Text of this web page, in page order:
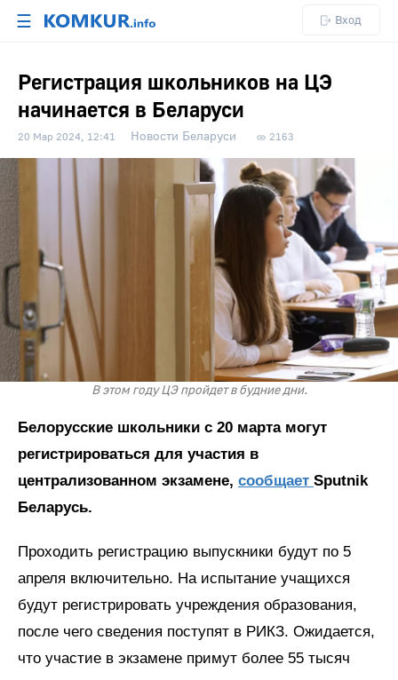
☰ Вход
Регистрация школьников на ЦЭ
начинается в Беларуси
20 Мар 2024, 12:41 Новости Беларуси 2163
В этом году ЦЭ пройдет в будние дни.
Белорусские школьники с 20 марта могут
регистрироваться для участия в
централизованном экзамене, сообщает Sputnik
Беларусь.
Проходить регистрацию выпускники будут по 5
апреля включительно. На испытание учащихся
будут регистрировать учреждения образования,
после чего сведения поступят в РИКЗ. Ожидается,
что участие в экзамене примут более 55 тысяч